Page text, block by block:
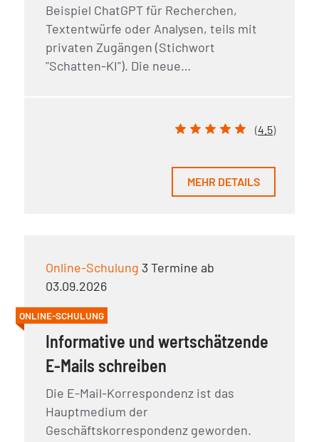
Beispiel ChatGPT für Recherchen,
Textentwürfe oder Analysen, teils mit
privaten Zugängen (Stichwort
"Schatten-KI"). Die neue…
(4.5)
MEHR DETAILS
Online-Schulung 3 Termine ab
03.09.2026
ONLINE-SCHULUNG
Informative und wertschätzende
E-Mails schreiben
Die E-Mail-Korrespondenz ist das
Hauptmedium der
Geschäftskorrespondenz geworden.